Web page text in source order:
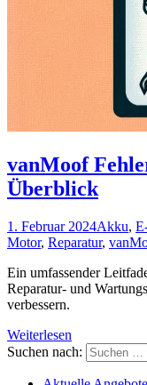
vanMoof
Überblick
1. Februar 2024Akku,
Motor, Reparatur,
Ein umfassender
Reparatur- und
verbessern.
Weiterlesen
Suchen nach: